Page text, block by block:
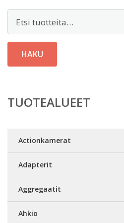
HAKU
TUOTEALUEET
Actionkamerat
Adapterit
Aggregaatit
Ahkio